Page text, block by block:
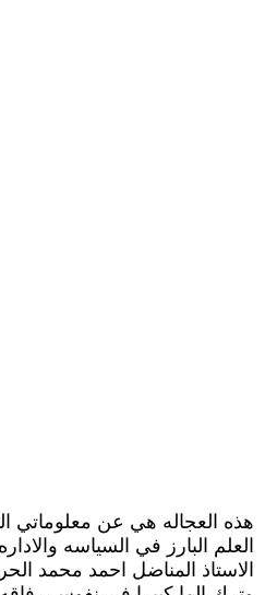
هذه العجاله هي عن معلوماتي
العلم البارز في السياسه والاداره
الاستاذ المناضل احمد محمد